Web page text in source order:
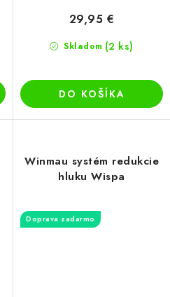
Skladom (2 ks)
29,95 €
DO KOŠÍKA
Winmau systém redukcie
hluku Wispa
Doprava zadarmo